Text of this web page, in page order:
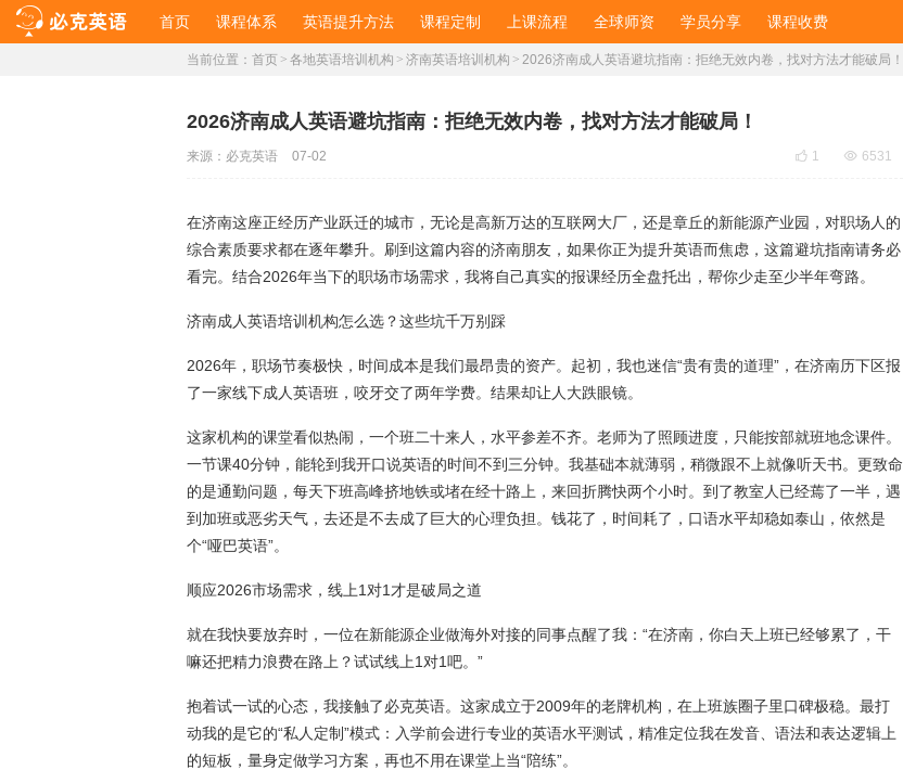
首页 课程体系 英语提升方法 课程定制 上课流程 全球师资 学员分享 课程收费
当前位置： 首页 > 各地英语培训机构 > 济南英语培训机构 > ​2026济南成人英语避坑指南：拒绝无效内卷，找对方法才能破局！
​2026济南成人英语避坑指南：拒绝无效内卷，找对方法才能破局！
 1  6531
来源： 必克英语 07-02
在济南这座正经历产业跃迁的城市，无论是高新万达的互联网大厂，还是章丘的新能源产业园，对职场人的
综合素质要求都在逐年攀升。刷到这篇内容的济南朋友，如果你正为提升英语而焦虑，这篇避坑指南请务必
看完。结合2026年当下的职场市场需求，我将自己真实的报课经历全盘托出，帮你少走至少半年弯路。
济南成人英语培训机构怎么选？这些坑千万别踩
2026年，职场节奏极快，时间成本是我们最昂贵的资产。起初，我也迷信“贵有贵的道理”，在济南历下区报
了一家线下成人英语班，咬牙交了两年学费。结果却让人大跌眼镜。
这家机构的课堂看似热闹，一个班二十来人，水平参差不齐。老师为了照顾进度，只能按部就班地念课件。
一节课40分钟，能轮到我开口说英语的时间不到三分钟。我基础本就薄弱，稍微跟不上就像听天书。更致命
的是通勤问题，每天下班高峰挤地铁或堵在经十路上，来回折腾快两个小时。到了教室人已经蔫了一半，遇
到加班或恶劣天气，去还是不去成了巨大的心理负担。钱花了，时间耗了，口语水平却稳如泰山，依然是
个“哑巴英语”。
顺应2026市场需求，线上1对1才是破局之道
就在我快要放弃时，一位在新能源企业做海外对接的同事点醒了我：“在济南，你白天上班已经够累了，干
嘛还把精力浪费在路上？试试线上1对1吧。”
抱着试一试的心态，我接触了必克英语。这家成立于2009年的老牌机构，在上班族圈子里口碑极稳。最打
动我的是它的“私人定制”模式：入学前会进行专业的英语水平测试，精准定位我在发音、语法和表达逻辑上
的短板，量身定做学习方案，再也不用在课堂上当“陪练”。